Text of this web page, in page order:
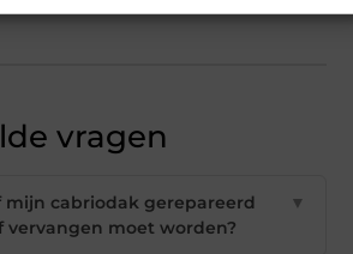
vragen
mijn cabriodak gerepareerd
vervangen moet worden?
▼